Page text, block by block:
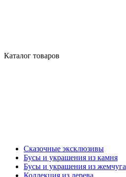
Каталог товаров
Сказочные эксклюзивы
Бусы и украшения из камня
Бусы и украшения из жемчуга
Коллекция из дерева